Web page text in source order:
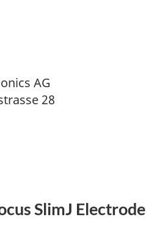
AG
28
SlimJ Electrode